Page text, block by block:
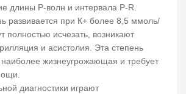
длины P-волн и интервала P-R.
развивается при К+ более 8,5 ммоль/
полностью исчезать, возникают
и асистолия. Эта степень
жизнеугрожающая и требует
диагностики играют